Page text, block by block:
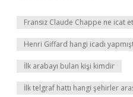
Fransız Claude Chappe ne icat
Henri Giffard hangi icadı
İlk arabayı bulan kişi kimdir
İlk telgraf hattı hangi şehirler